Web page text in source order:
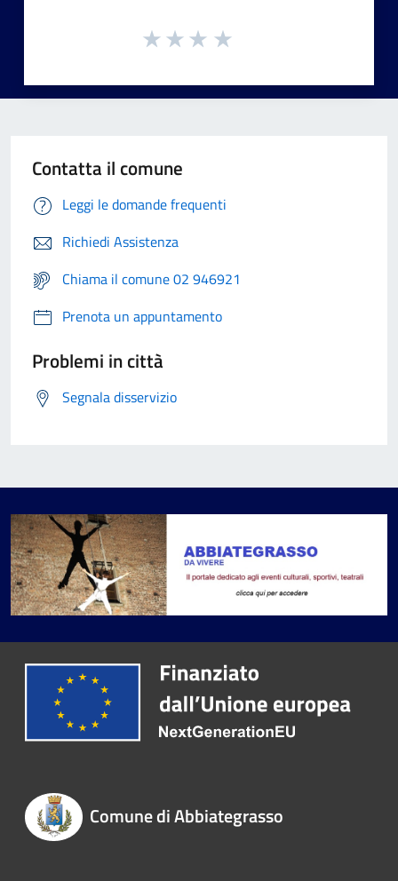
Contatta il comune
Leggi le domande frequenti
Richiedi Assistenza
Chiama il comune 02 946921
Prenota un appuntamento
Problemi in città
Segnala disservizio
Comune di Abbiategrasso